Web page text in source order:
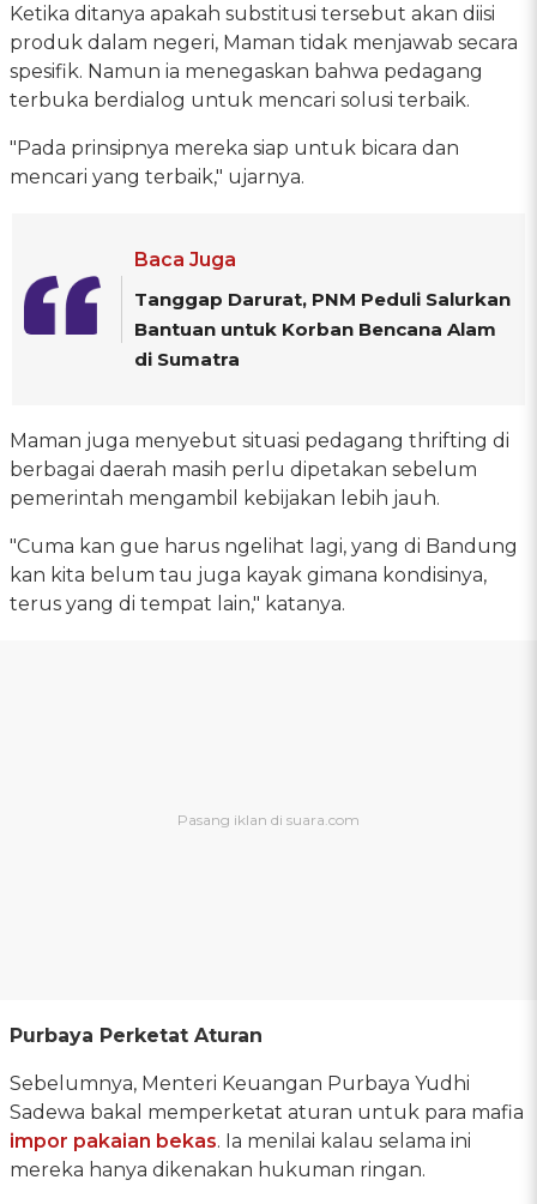
Ketika ditanya apakah substitusi tersebut akan diisi
produk dalam negeri, Maman tidak menjawab secara
spesifik. Namun ia menegaskan bahwa pedagang
terbuka berdialog untuk mencari solusi terbaik.
"Pada prinsipnya mereka siap untuk bicara dan
mencari yang terbaik," ujarnya.
Baca Juga
Tanggap Darurat, PNM Peduli Salurkan
Bantuan untuk Korban Bencana Alam
di Sumatra
Maman juga menyebut situasi pedagang thrifting di
berbagai daerah masih perlu dipetakan sebelum
pemerintah mengambil kebijakan lebih jauh.
"Cuma kan gue harus ngelihat lagi, yang di Bandung
kan kita belum tau juga kayak gimana kondisinya,
terus yang di tempat lain," katanya.
Purbaya Perketat Aturan
Sebelumnya, Menteri Keuangan Purbaya Yudhi
Sadewa bakal memperketat aturan untuk para mafia
impor pakaian bekas. Ia menilai kalau selama ini
mereka hanya dikenakan hukuman ringan.